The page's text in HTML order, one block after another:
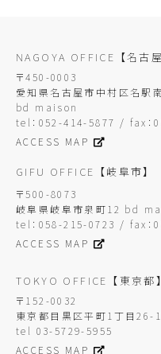
NAGOYA OFFICE 【名古
〒450-0003
愛知県名古屋市中村区名
bd maison
tel：052-414-5877 / fax：
ACCESS MAP
GIFU OFFICE 【岐阜市】
〒500-8073
岐阜県岐阜市泉町12 bd
tel：058-215-0723 / fax：
ACCESS MAP
TOKYO OFFICE 【東京都】
〒152-0032
東京都目黒区平町1丁目26-
tel 03-5729-5955
ACCESS MAP